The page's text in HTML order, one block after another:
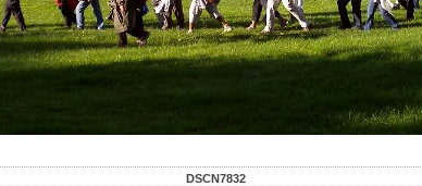
DSCN7832